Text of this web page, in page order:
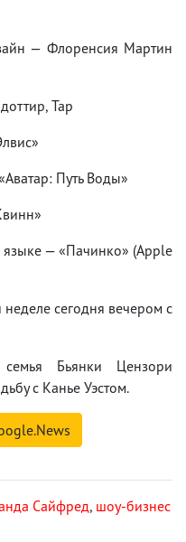
— Флоренсия Мартин
Тар
Путь Воды»
— «Пачинко» (Apple
сегодня вечером с
Бьянки Цензори
с Канье Уэстом.
Сайфред, шоу-бизнес